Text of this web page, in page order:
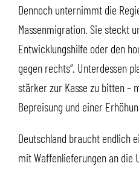
Dennoch unternimmt die
Massenmigration. Sie steckt
Entwicklungshilfe oder den
gegen rechts“. Unterdessen
stärker zur Kasse zu bitten –
Bepreisung und einer
Deutschland braucht endlich
mit Waffenlieferungen an die